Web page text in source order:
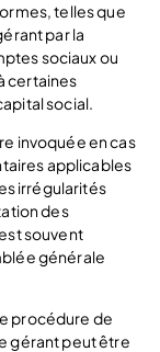
telles que
par la
sociaux ou
certaines
social.
invoquée en cas
applicables
irrégularités
des
souvent
générale
procédure de
gérant peut être